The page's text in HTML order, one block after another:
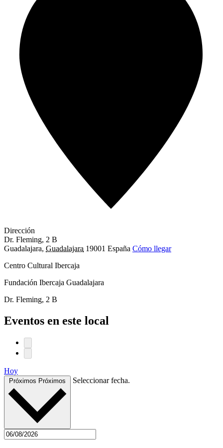
Dirección
Dr. Fleming, 2 B
Guadalajara, Guadalajara 19001 España Cómo llegar
Centro Cultural Ibercaja
Fundación Ibercaja Guadalajara
Dr. Fleming, 2 B
Eventos en este local
Hoy
Próximos Próximos Seleccionar fecha.